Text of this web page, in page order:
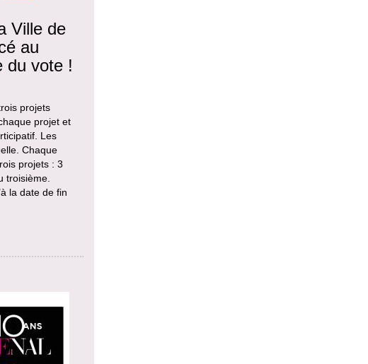
Ville de
au
du vote !
projets
projet et
Les
Chaque
projets : 3
troisième.
la date de fin